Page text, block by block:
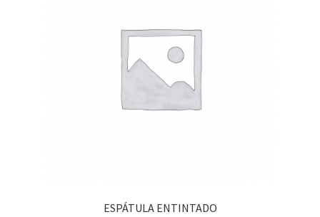
ESPÁTULA ENTINTADO